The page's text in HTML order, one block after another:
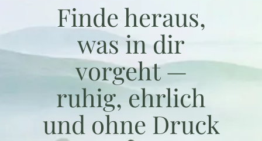
Finde heraus,
was in dir
vorgeht —
ruhig, ehrlich
und ohne Druck